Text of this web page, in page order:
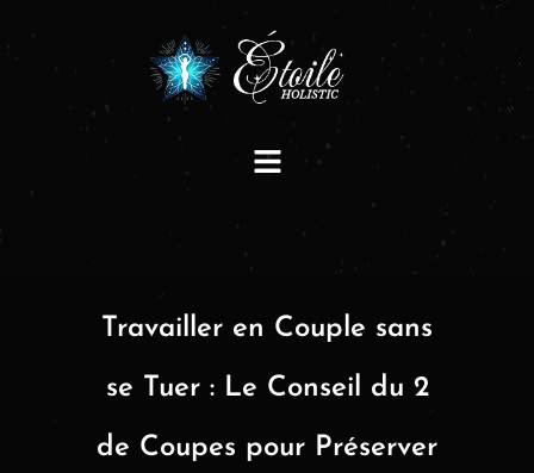
Travailler en Couple sans
se Tuer : Le Conseil du 2
de Coupes pour Préserver